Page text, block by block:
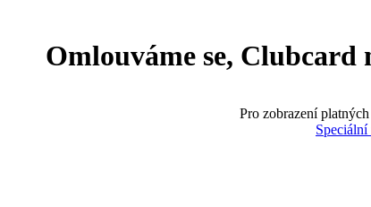
Omlouváme se,
Pro zobrazení